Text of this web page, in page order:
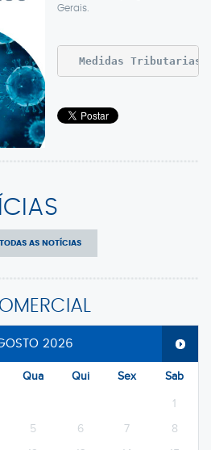
Gerais.
Medidas Tributarias
AS NOTÍCIAS
2026
Qua Qui Sex Sab
1
5 6 7
8